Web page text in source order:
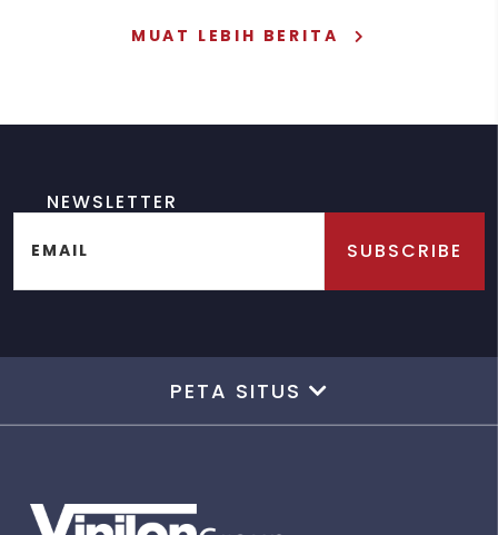
MUAT LEBIH BERITA
NEWSLETTER
EMAIL SUBSCRIBE
PETA SITUS